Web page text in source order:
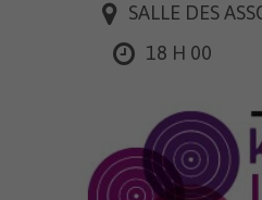
SALLE DES
18 H 00